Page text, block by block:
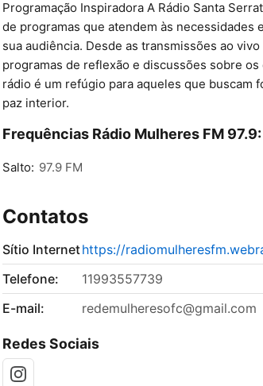
Programação Inspiradora A Rádio Santa
de programas que atendem às necessidades
sua audiência. Desde as transmissões ao
programas de reflexão e discussões sobre
rádio é um refúgio para aqueles que buscam
paz interior.
Frequências Rádio Mulheres FM 97.9:
Salto: 97.9 FM
Contatos
Sítio Internethttps://
Telefone:
11993557739
E-mail:
redemulheresofc@gmail.com
Redes Sociais